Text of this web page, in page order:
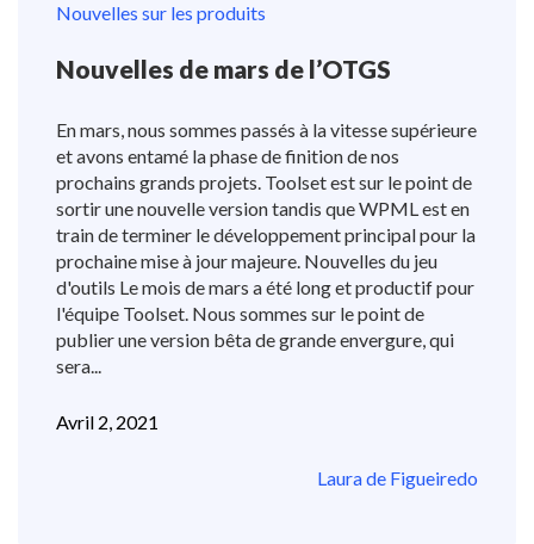
Nouvelles sur les produits
Nouvelles de mars de l’OTGS
En mars, nous sommes passés à la vitesse supérieure
et avons entamé la phase de finition de nos
prochains grands projets. Toolset est sur le point de
sortir une nouvelle version tandis que WPML est en
train de terminer le développement principal pour la
prochaine mise à jour majeure. Nouvelles du jeu
d'outils Le mois de mars a été long et productif pour
l'équipe Toolset. Nous sommes sur le point de
publier une version bêta de grande envergure, qui
sera...
Avril 2, 2021
Laura de Figueiredo